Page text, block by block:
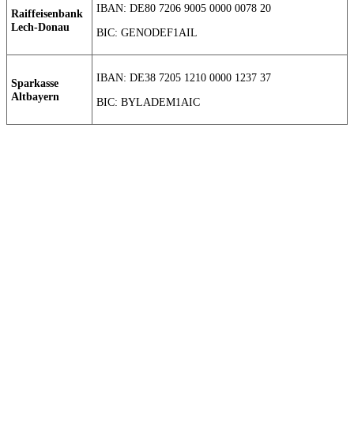
Raiffeisenbank
Lech-Donau
IBAN: DE80 7206 9005 0000 0078 20
BIC: GENODEF1AIL
Sparkasse
Altbayern
IBAN: DE38 7205 1210 0000 1237 37
BIC: BYLADEM1AIC